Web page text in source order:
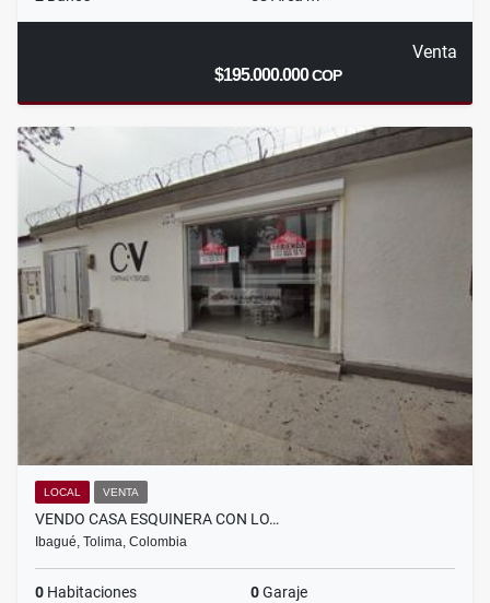
Venta
$195.000.000COP
LOCAL VENTA
VENDO CASA ESQUINERA CON LO…
Ibagué, Tolima, Colombia
0 Habitaciones 0Garaje